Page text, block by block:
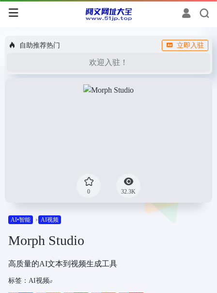
自助推荐热门 立即入驻
欢迎入驻！
0 32.3K
AI•智能 AI视频
Morph Studio
高质量的AI文本到视频生成工具
标签： AI视频